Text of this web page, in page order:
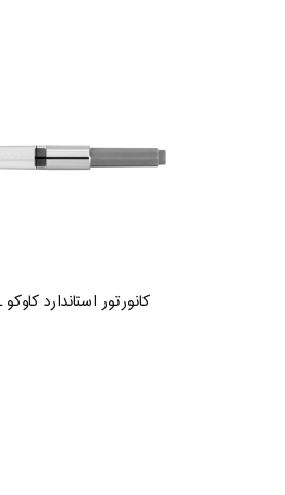
کانورتور استاندارد